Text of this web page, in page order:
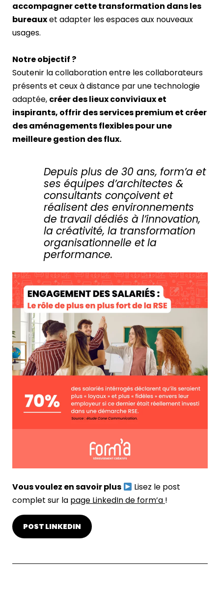
accompagner cette transformation dans les
bureauxet adapter les espaces aux nouveaux
usages.
Notre objectif ?
Soutenir la collaboration entre les collaborateurs
présents et ceux à distance par une technologie
adaptée, créer des lieux conviviaux et
inspirants, offrir des services premium et créer
des aménagements flexibles pour une
meilleure gestion des flux.
Depuis plus de 30 ans, form’a et
ses équipes d’architectes &
consultants conçoivent et
réalisent des environnements
de travail dédiés à l’innovation,
la créativité, la transformation
organisationnelle et la
performance.
Vous voulez en savoir plus
Lisez le post
complet sur la page LinkedIn de form’a !
POST LINKEDIN